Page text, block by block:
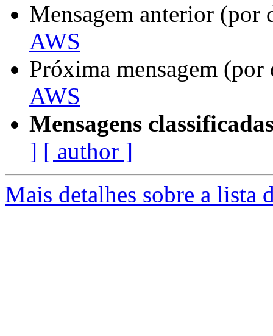
Mensagem anterior (por
AWS
Próxima mensagem
AWS
Mensagens
] [ author ]
Mais detalhes sobre a lista